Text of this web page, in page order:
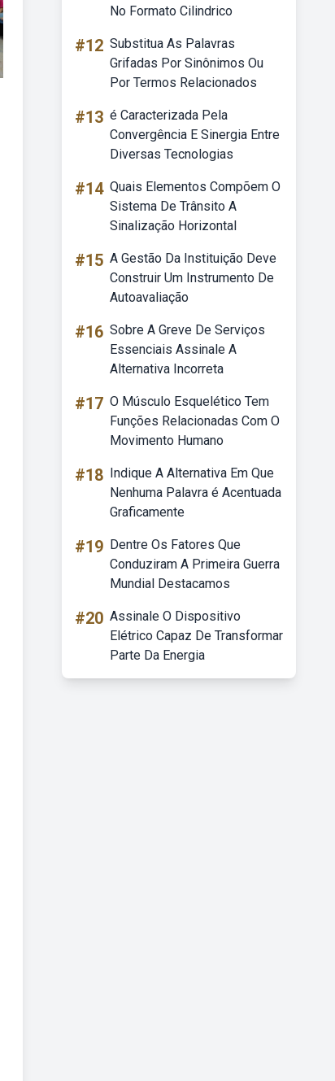
No Formato Cilindrico
#12 Substitua As Palavras
Grifadas Por Sinônimos Ou
Por Termos Relacionados
#13 é Caracterizada Pela
Convergência E Sinergia Entre
Diversas Tecnologias
#14 Quais Elementos Compõem O
Sistema De Trânsito A
Sinalização Horizontal
#15 A Gestão Da Instituição Deve
Construir Um Instrumento De
Autoavaliação
#16 Sobre A Greve De Serviços
Essenciais Assinale A
Alternativa Incorreta
#17 O Músculo Esquelético Tem
Funções Relacionadas Com O
Movimento Humano
#18 Indique A Alternativa Em Que
Nenhuma Palavra é Acentuada
Graficamente
#19 Dentre Os Fatores Que
Conduziram A Primeira Guerra
Mundial Destacamos
#20 Assinale O Dispositivo
Elétrico Capaz De Transformar
Parte Da Energia